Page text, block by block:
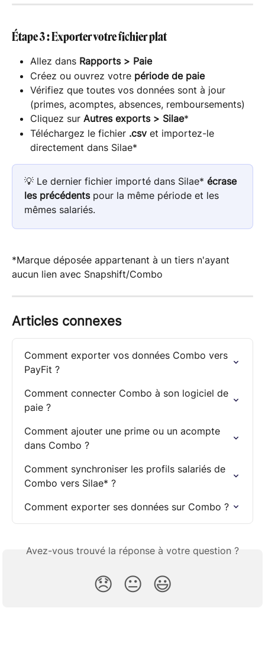
Étape 3 : Exporter votre fichier plat
Allez dans Rapports > Paie
Créez ou ouvrez votre période de paie
Vérifiez que toutes vos données sont à jour
(primes, acomptes, absences, remboursements)
Cliquez sur Autres exports > Silae*
Téléchargez le fichier .csv et importez-le
directement dans Silae*
💡 Le dernier fichier importé dans Silae* écrase
les précédents pour la même période et les
mêmes salariés.
*Marque déposée appartenant à un tiers n'ayant
aucun lien avec Snapshift/Combo
Articles connexes
Comment exporter vos données Combo vers
PayFit ?
Comment connecter Combo à son logiciel de
paie ?
Comment ajouter une prime ou un acompte
dans Combo ?
Comment synchroniser les profils salariés de
Combo vers Silae* ?
Comment exporter ses données sur Combo ?
Avez-vous trouvé la réponse à votre question ?
😞 😐 😃